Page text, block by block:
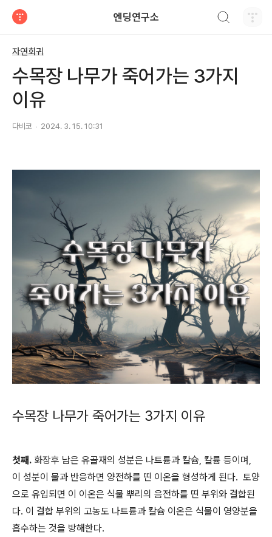
엔딩연구소
자연회귀
수목장 나무가 죽어가는 3가지
이유
다비코 2024. 3. 15. 10:31
수목장 나무가 죽어가는 3가지 이유
첫째. 화장후 남은 유골재의 성분은 나트륨과 칼슘, 칼륨 등이며,
이 성분이 물과 반응하면 양전하를 띤 이온을 형성하게 된다. 토양
으로 유입되면 이 이온은 식물 뿌리의 음전하를 띤 부위와 결합된
다. 이 결합 부위의 고농도 나트륨과 칼슘 이온은 식물이 영양분을
흡수하는 것을 방해한다.